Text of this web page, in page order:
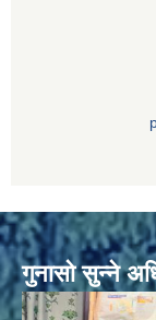
गुनासो सुन्ने